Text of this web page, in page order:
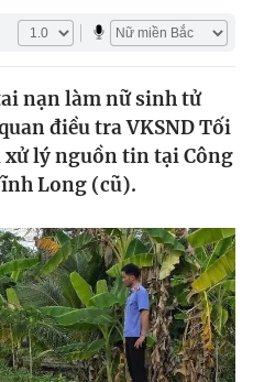
nạn làm nữ sinh tử
điều tra VKSND Tối
xử lý nguồn tin tại Công
Long (cũ).